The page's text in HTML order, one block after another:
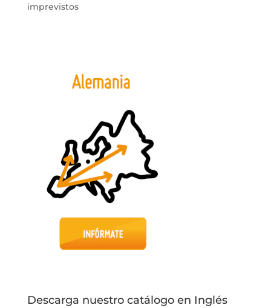
imprevistos
Descarga nuestro catálogo en Inglés